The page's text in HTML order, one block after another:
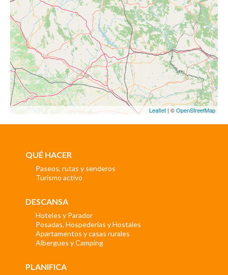
Leaflet | ©OpenStreetMap
QUÉ HACER
Paseos, rutas y senderos
Turismo activo
DESCANSA
Hoteles y Parador
Posadas, Hospederías y Hostales
Apartamentos y casas rurales
Albergues y Camping
PLANIFICA